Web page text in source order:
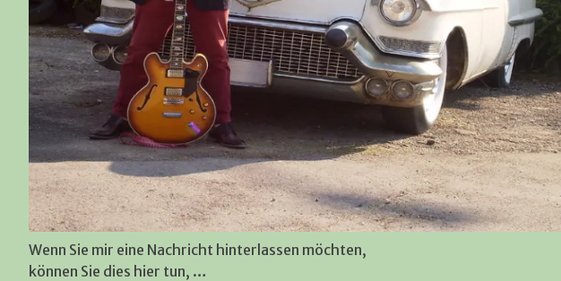
Wenn Sie mir eine Nachricht hinterlassen möchten,
können Sie dies hier tun, …